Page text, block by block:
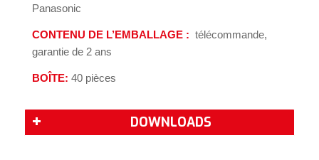
Panasonic
CONTENU DE L’EMBALLAGE : télécommande,
garantie de 2 ans
BOÎTE: 40 pièces
DOWNLOADS